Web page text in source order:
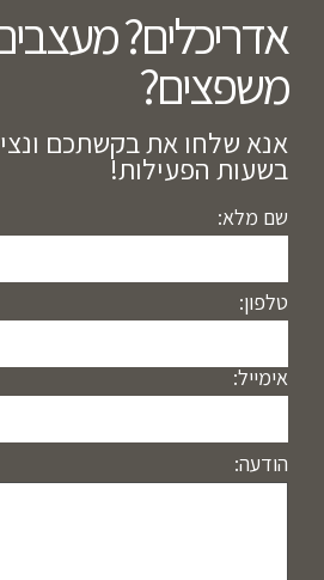
אדריכלים?
משפצים?​
אנא שלחו את בקשתכם
בשעות הפעילות!
שם מלא:
טלפון:
אימייל:
הודעה: